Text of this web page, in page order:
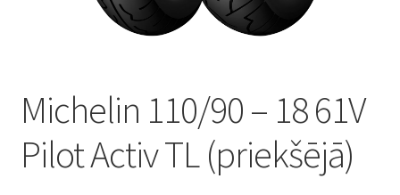
Michelin 110/90 – 18 61V
Pilot Activ TL (priekšējā)